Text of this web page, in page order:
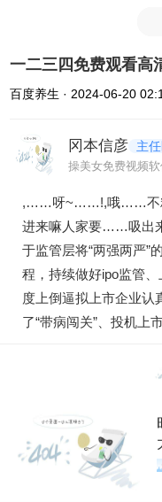
一二三四免费观看高
百度养生 · 2024-06-20
冈本信彦 主
操美女免费视频
,……呀~……!,哦……不
进来嘛人家要……吸出
于监管层将“两强两严”
程，持续做好ipo监管
度上倒逼拟上市企业认
了“带病闯关”、投机上